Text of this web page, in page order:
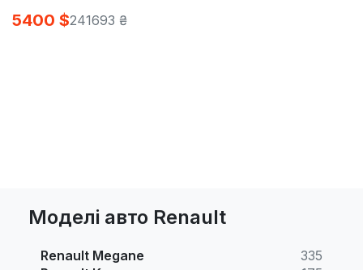
5400 $241693 ₴
Моделі авто Renault
Renault Megane
335